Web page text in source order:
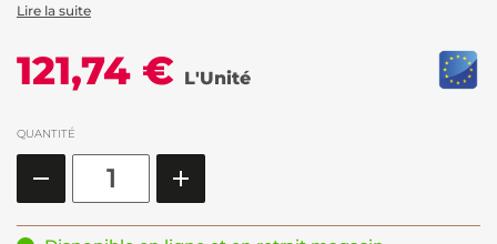
Lire la suite
121,74 € L'Unité
QUANTITÉ